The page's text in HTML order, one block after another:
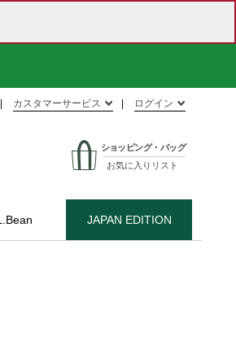
カスタマーサービス ログイン
ショッピング・バッグ
お気に入りリスト
JAPAN EDITION